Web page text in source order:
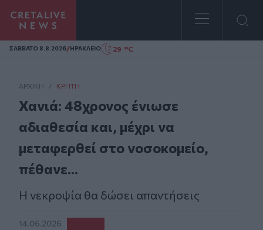
Homepage
ΣAΒΒΑΤΟ 8.8.2026/ΗΡΑΚΛΕΙΟ 29 °C
ΑΡΧΙΚΗ / ΚΡΉΤΗ
Χανιά: 48χρονος ένιωσε
αδιαθεσία και, μέχρι να
μεταφερθεί στο νοσοκομείο,
πέθανε...
Η νεκροψία θα δώσει απαντήσεις
14.06.2026